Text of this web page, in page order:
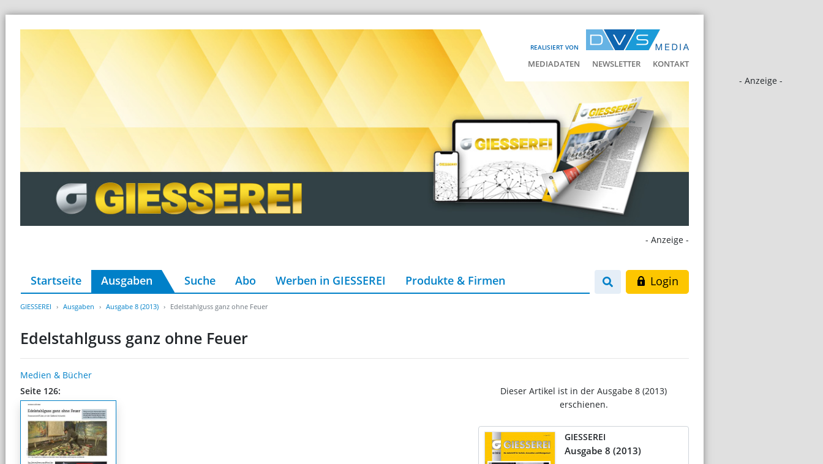
REALISIERT VON
MEDIADATEN NEWSLETTER KONTAKT
- Anzeige -
- Anzeige -
Startseite Ausgaben Suche Abo Werben in GIESSEREI Produkte & Firmen Login
GIESSEREI Ausgaben Ausgabe 8 (2013) Edelstahlguss ganz ohne Feuer
Edelstahlguss ganz ohne Feuer
Medien & Bücher
Seite 126:
Dieser Artikel ist in der Ausgabe 8 (2013)
erschienen.
GIESSEREI
Ausgabe 8 (2013)